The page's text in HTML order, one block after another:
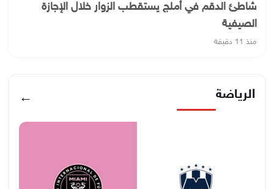
شاطئ الدقم في أملج يستقطب الزوار خلال الإجازة
الصيفية
منذ 11 دقيقة
الرياضة ←